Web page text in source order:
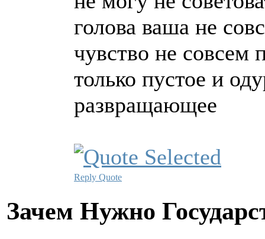
голова ваша не
чувство не совсем
только пустое и
развращающее
Reply Quote
Зачем Нужно